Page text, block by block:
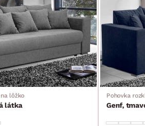
lôžko
látka
Pohovka
Genf,